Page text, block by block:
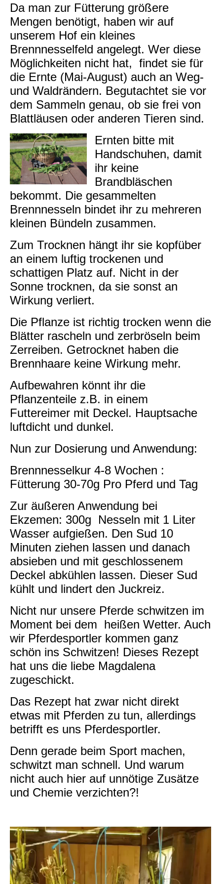
Da man zur Fütterung größere
Mengen benötigt, haben wir auf
unserem Hof ein kleines
Brennnesselfeld angelegt. Wer diese
Möglichkeiten nicht hat, findet sie für
die Ernte (Mai-August) auch an Weg-
und Waldrändern. Begutachtet sie vor
dem Sammeln genau, ob sie frei von
Blattläusen oder anderen Tieren sind.
Ernten bitte mit
Handschuhen, damit
ihr keine
Brandbläschen
bekommt. Die gesammelten
Brennnesseln bindet ihr zu mehreren
kleinen Bündeln zusammen.
Zum Trocknen hängt ihr sie kopfüber
an einem luftig trockenen und
schattigen Platz auf. Nicht in der
Sonne trocknen, da sie sonst an
Wirkung verliert.
Die Pflanze ist richtig trocken wenn die
Blätter rascheln und zerbröseln beim
Zerreiben. Getrocknet haben die
Brennhaare keine Wirkung mehr.
Aufbewahren könnt ihr die
Pflanzenteile z.B. in einem
Futtereimer mit Deckel. Hauptsache
luftdicht und dunkel.
Nun zur Dosierung und Anwendung:
Brennnesselkur 4-8 Wochen :
Fütterung 30-70g Pro Pferd und Tag
Zur äußeren Anwendung bei
Ekzemen: 300g Nesseln mit 1 Liter
Wasser aufgießen. Den Sud 10
Minuten ziehen lassen und danach
absieben und mit geschlossenem
Deckel abkühlen lassen. Dieser Sud
kühlt und lindert den Juckreiz.
Nicht nur unsere Pferde schwitzen im
Moment bei dem heißen Wetter. Auch
wir Pferdesportler kommen ganz
schön ins Schwitzen! Dieses Rezept
hat uns die liebe Magdalena
zugeschickt.
Das Rezept hat zwar nicht direkt
etwas mit Pferden zu tun, allerdings
betrifft es uns Pferdesportler.
Denn gerade beim Sport machen,
schwitzt man schnell. Und warum
nicht auch hier auf unnötige Zusätze
und Chemie verzichten?!